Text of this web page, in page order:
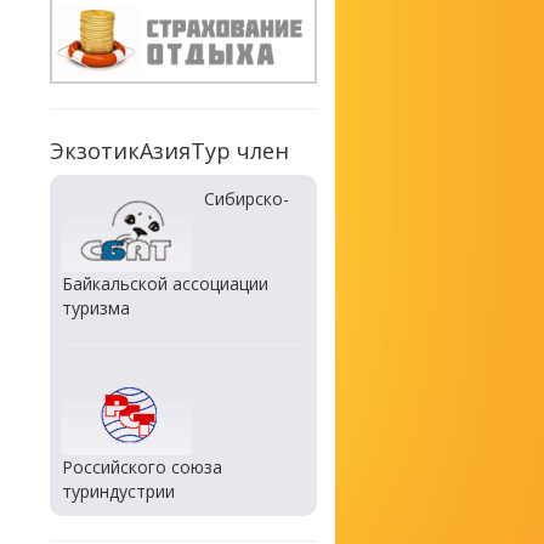
ЭкзотикАзияТур член
Сибирско-
Байкальской ассоциации
туризма
Российского союза
туриндустрии